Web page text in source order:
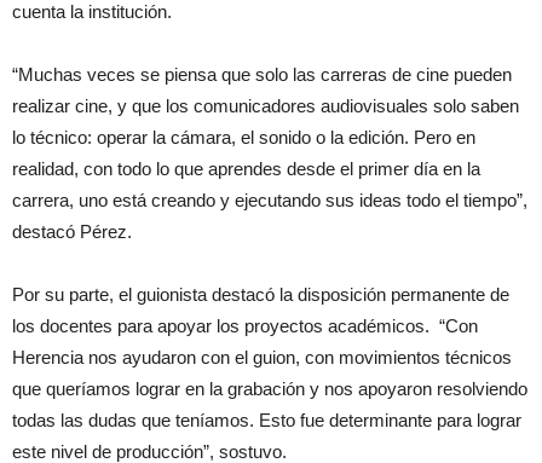
cuenta la institución.
“Muchas veces se piensa que solo las carreras de cine pueden
realizar cine, y que los comunicadores audiovisuales solo saben
lo técnico: operar la cámara, el sonido o la edición. Pero en
realidad, con todo lo que aprendes desde el primer día en la
carrera, uno está creando y ejecutando sus ideas todo el tiempo”,
destacó Pérez.
Por su parte, el guionista destacó la disposición permanente de
los docentes para apoyar los proyectos académicos. “Con
Herencia nos ayudaron con el guion, con movimientos técnicos
que queríamos lograr en la grabación y nos apoyaron resolviendo
todas las dudas que teníamos. Esto fue determinante para lograr
este nivel de producción”, sostuvo.